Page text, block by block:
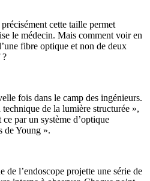
cette taille permet
le médecin. Mais comment voir en
fibre optique et non de deux
?
fois dans le camp des ingénieurs.
de la lumière structurée »,
par un système d’optique
de Young ».
l’endoscope projette une série de